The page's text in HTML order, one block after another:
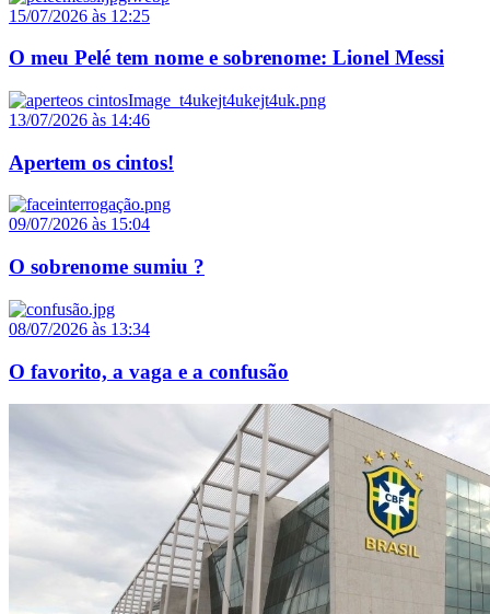
15/07/2026 às 12:25
O meu Pelé tem nome e sobrenome: Lionel Messi
13/07/2026 às 14:46
Apertem os cintos!
09/07/2026 às 15:04
O sobrenome sumiu ?
08/07/2026 às 13:34
O favorito, a vaga e a confusão